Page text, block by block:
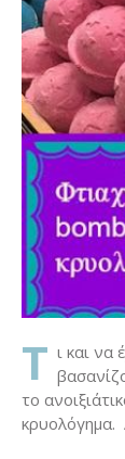
Τ ι και να
το
κρυολόγημα.